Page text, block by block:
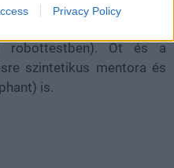
Privacy Policy
csapat kapja feladatul,
robottestben). Őt és a
szintetikus mentora és
is.